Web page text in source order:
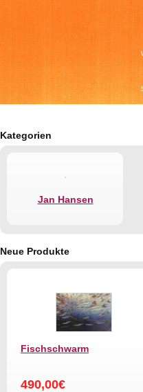
Kategorien
Jan Hansen
Neue Produkte
Fischschwarm
490,00€